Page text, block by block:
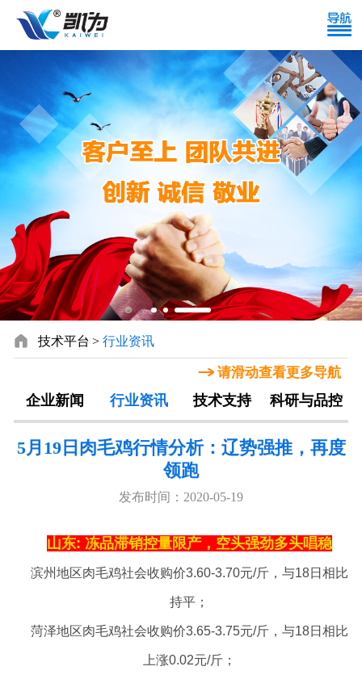
 技术平台 行业资讯
请滑动查看更多导航
企业新闻 行业资讯 技术支持 科研与品控
5月19日肉毛鸡行情分析：辽势强推，再度
领跑
发布时间：2020-05-19
山东: 冻品滞销控量限产，空头强劲多头唱稳
滨州地区肉毛鸡社会收购价3.60-3.70元/斤，与18日相比
持平；
菏泽地区肉毛鸡社会收购价3.65-3.75元/斤，与18日相比
上涨0.02元/斤；